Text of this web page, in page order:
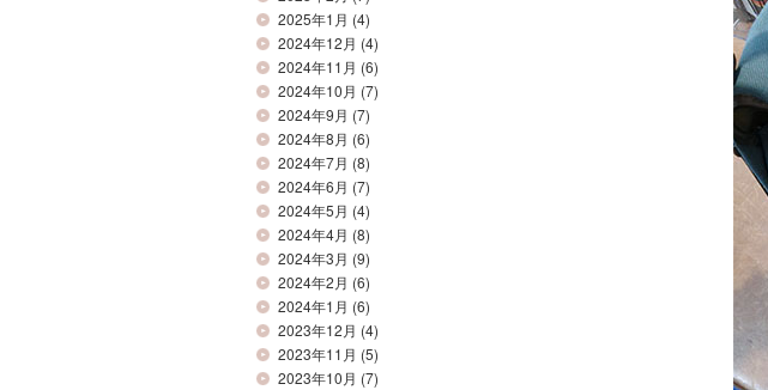
2025年1月 (4)
2024年12月 (4)
2024年11月 (6)
2024年10月 (7)
2024年9月 (7)
2024年8月 (6)
2024年7月 (8)
2024年6月 (7)
2024年5月 (4)
2024年4月 (8)
2024年3月 (9)
2024年2月 (6)
2024年1月 (6)
2023年12月 (4)
2023年11月 (5)
2023年10月 (7)